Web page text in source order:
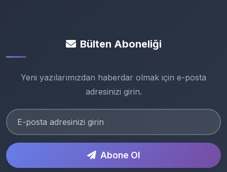
Bülten Aboneliği
Yeni yazılarımızdan haberdar olmak için e-posta
adresinizi girin.
Abone Ol